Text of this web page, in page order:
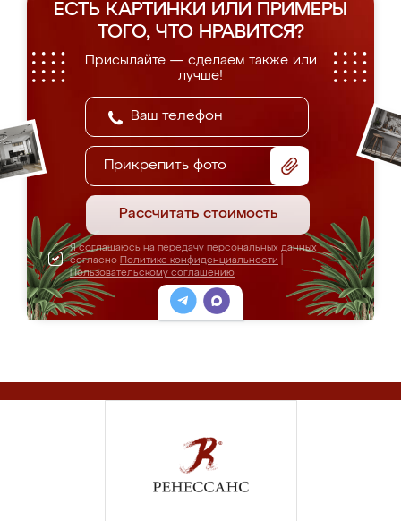
ЕСТЬ КАРТИНКИ ИЛИ ПРИМЕРЫ
ТОГО, ЧТО НРАВИТСЯ?
Присылайте — сделаем также или
лучше!
Прикрепить фото
Рассчитать стоимость
Я соглашаюсь на передачу персональных данных
согласно Политике конфиденциальности
Пользовательскому соглашению